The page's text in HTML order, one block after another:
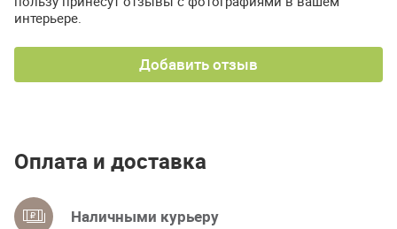
интерьере.
Добавить отзыв
Оплата и доставка
Наличными курьеру